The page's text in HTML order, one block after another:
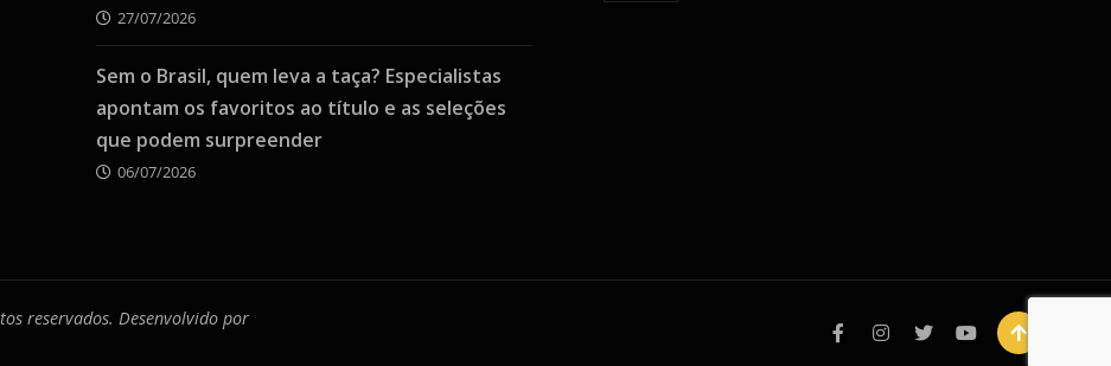
27/07/2026
Sem o Brasil, quem leva a taça? Especialistas
apontam os favoritos ao título e as seleções
que podem surpreender
06/07/2026
reservados. Desenvolvido por